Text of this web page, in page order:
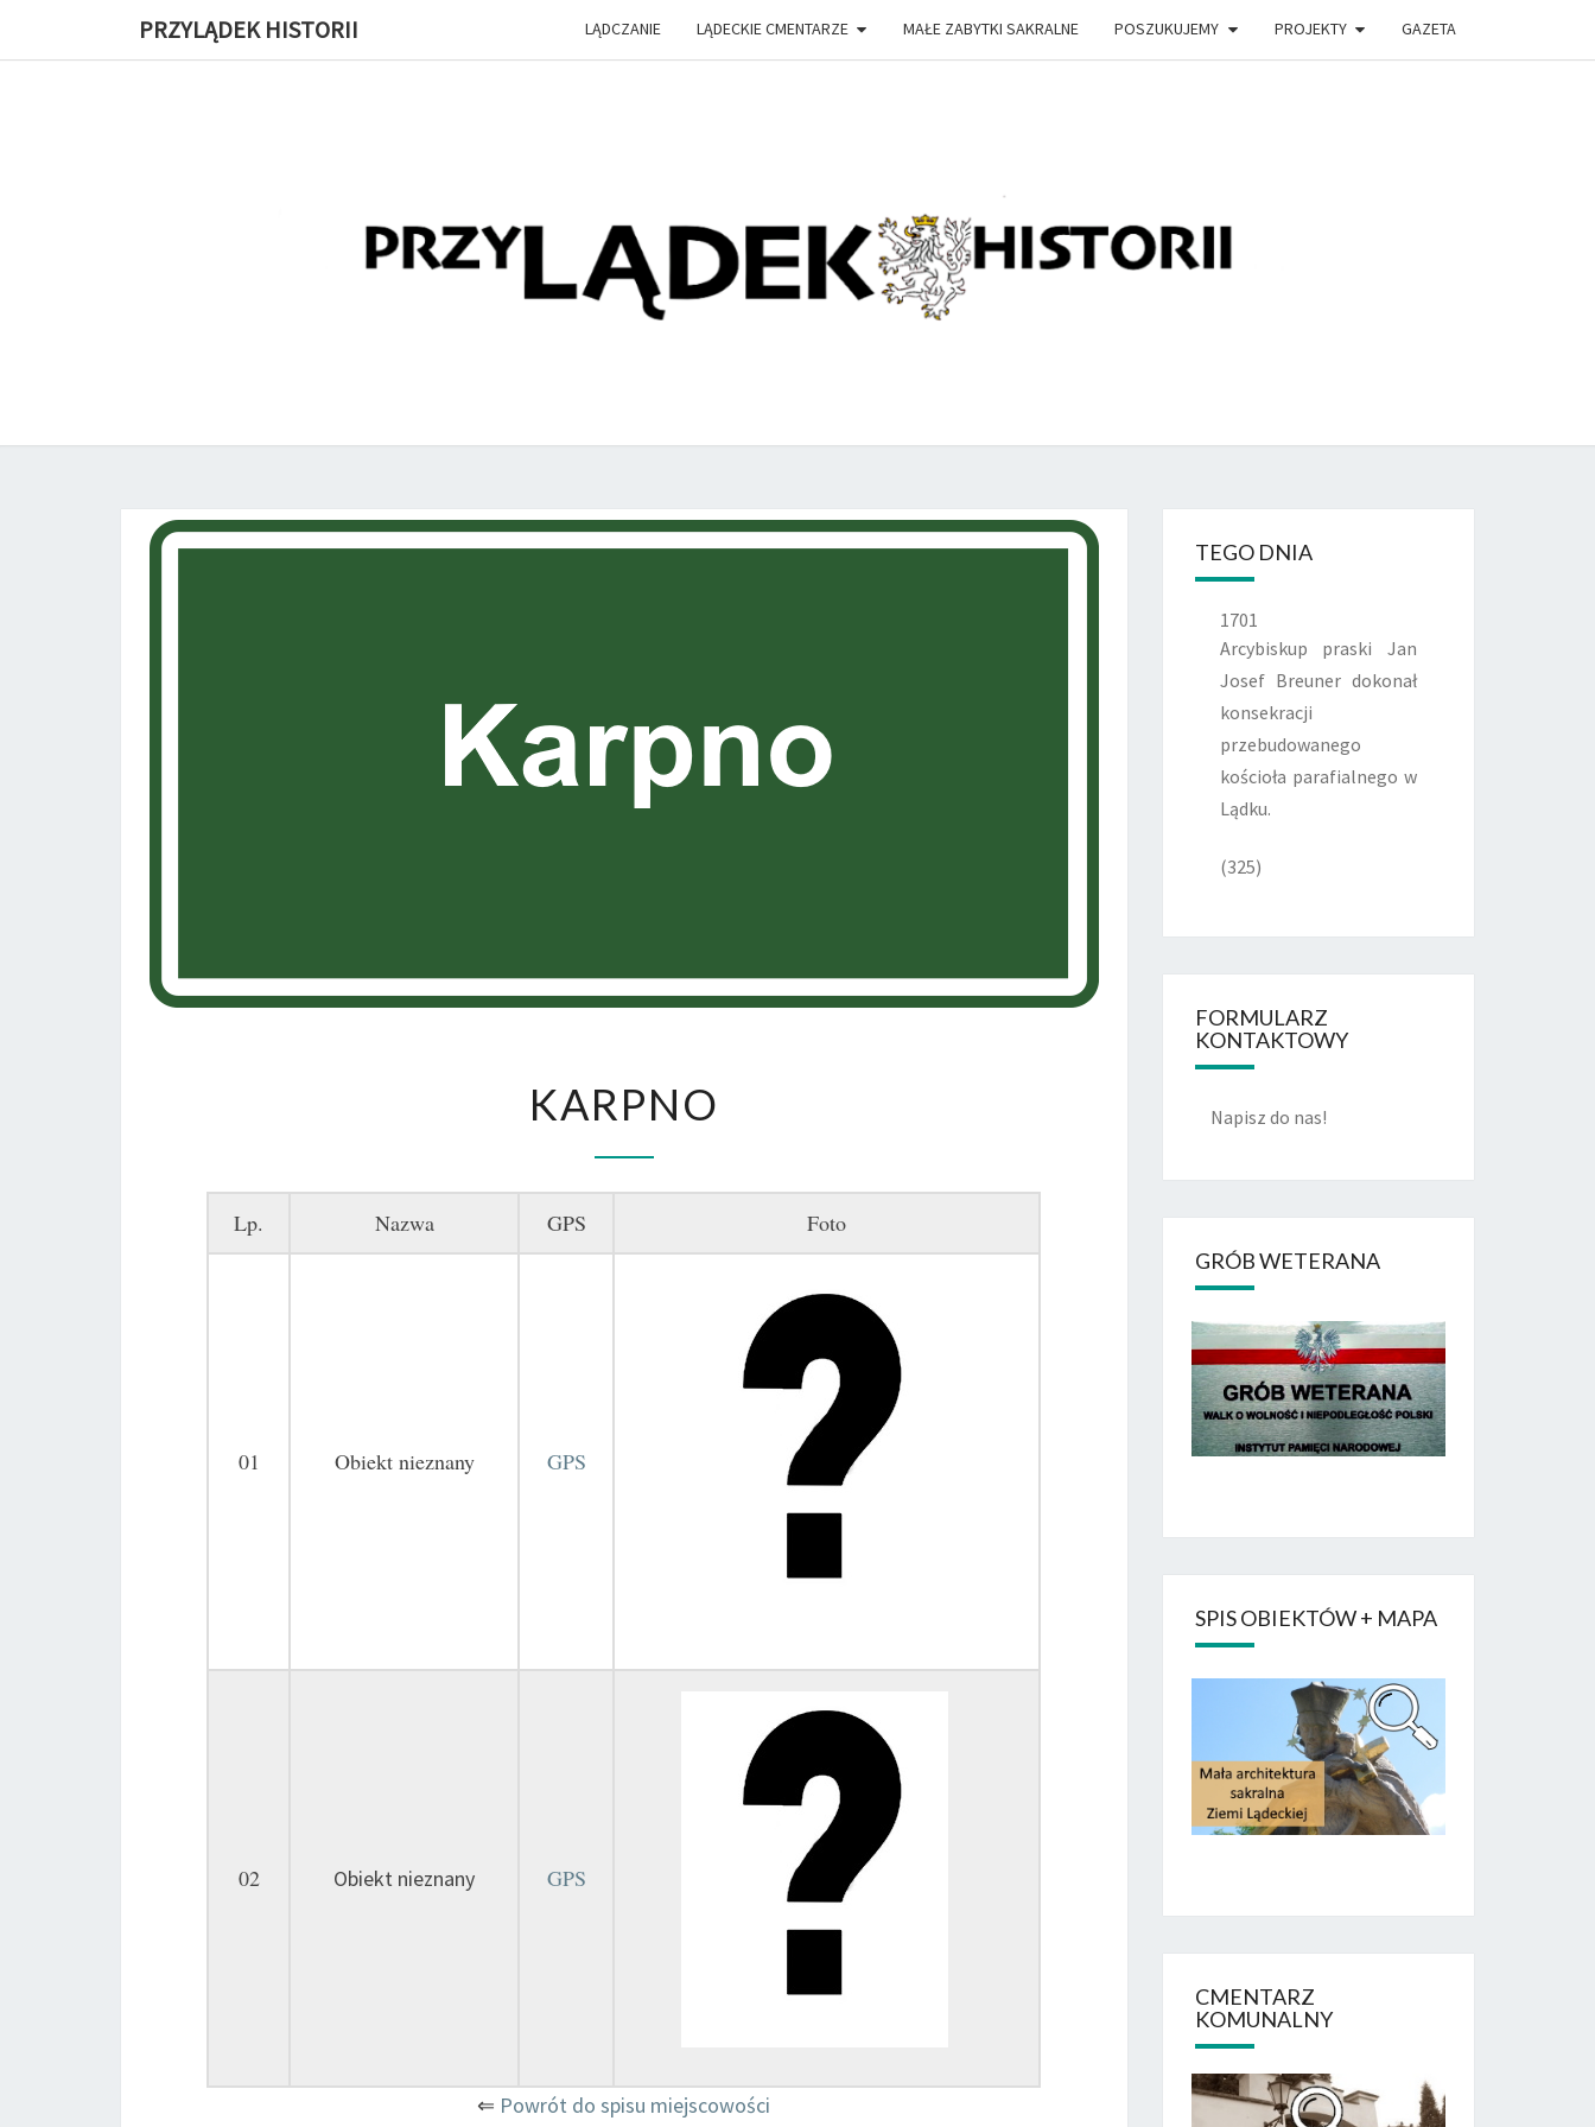
PRZYLĄDEK HISTORII LĄDCZANIE LĄDECKIE CMENTARZE MAŁE ZABYTKI SAKRALNE POSZUKUJEMY PROJEKTY GAZETA
PRZYLĄDEK
Witryna
Lądeckiego
Towarzystwa
KARPNO
Lp. Nazwa GPS Foto
01 Obiekt nieznany GPS
02 Obiekt nieznany GPS
⇐ Powrót do spisu miejscowości
TEGO DNIA
1701
Arcybiskup praski Jan
Josef Breuner dokonał
konsekracji
przebudowanego
kościoła parafialnego w
Lądku.
(325)
FORMULARZ
KONTAKTOWY
Napisz do nas!
GRÓB WETERANA
SPIS OBIEKTÓW + MAPA
CMENTARZ
KOMUNALNY